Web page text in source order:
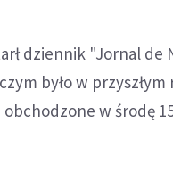
dziennik "Jornal de
było w przyszłym
w środę